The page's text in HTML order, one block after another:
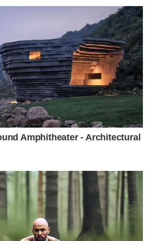
Amphitheater - Architectural